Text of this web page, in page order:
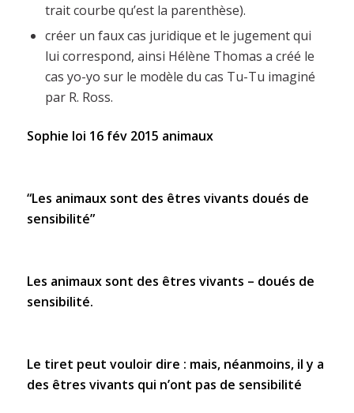
trait courbe qu’est la parenthèse).
créer un faux cas juridique et le jugement qui
lui correspond, ainsi Hélène Thomas a créé le
cas yo-yo sur le modèle du cas Tu-Tu imaginé
par R. Ross.
Sophie loi 16 fév 2015 animaux
“Les animaux sont des êtres vivants doués de
sensibilité”
Les animaux sont des êtres vivants – doués de
sensibilité.
Le tiret peut vouloir dire : mais, néanmoins, il y a
des êtres vivants qui n’ont pas de sensibilité